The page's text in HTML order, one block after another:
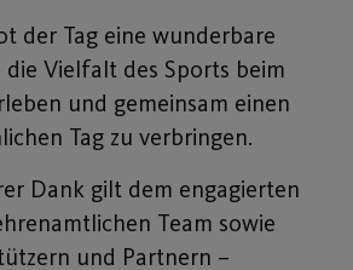
der Tag eine wunderbare
die Vielfalt des Sports beim
und gemeinsam einen
Tag zu verbringen.
Dank gilt dem engagierten
Team sowie
und Partnern –